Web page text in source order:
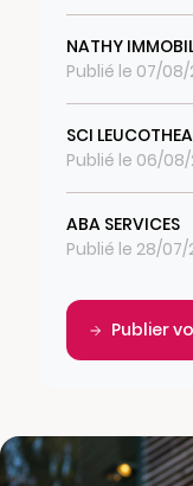
NATHY
Publié le 07/
SCI LEUCOTHEA
Publié le 06/
ABA SERVICES
Publié le 28/07/
Publier